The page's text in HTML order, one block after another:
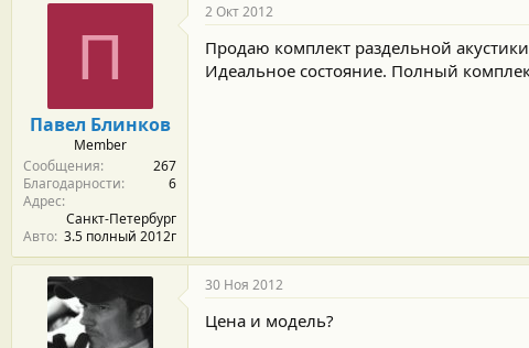
ы
л
П
Павел Блинков
Member
Сообщения
267
Благодарности
6
Адрес
Санкт-Петербург
Авто 3.5 полный 2012г
2 Окт 2012
Продаю комплект раздельной
Идеальное состояние. Полный
30 Ноя 2012
Цена и модель?